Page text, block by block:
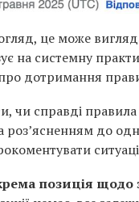
це може
на системну
дотримання
чи справді
розʼясненням до
позиція щодо